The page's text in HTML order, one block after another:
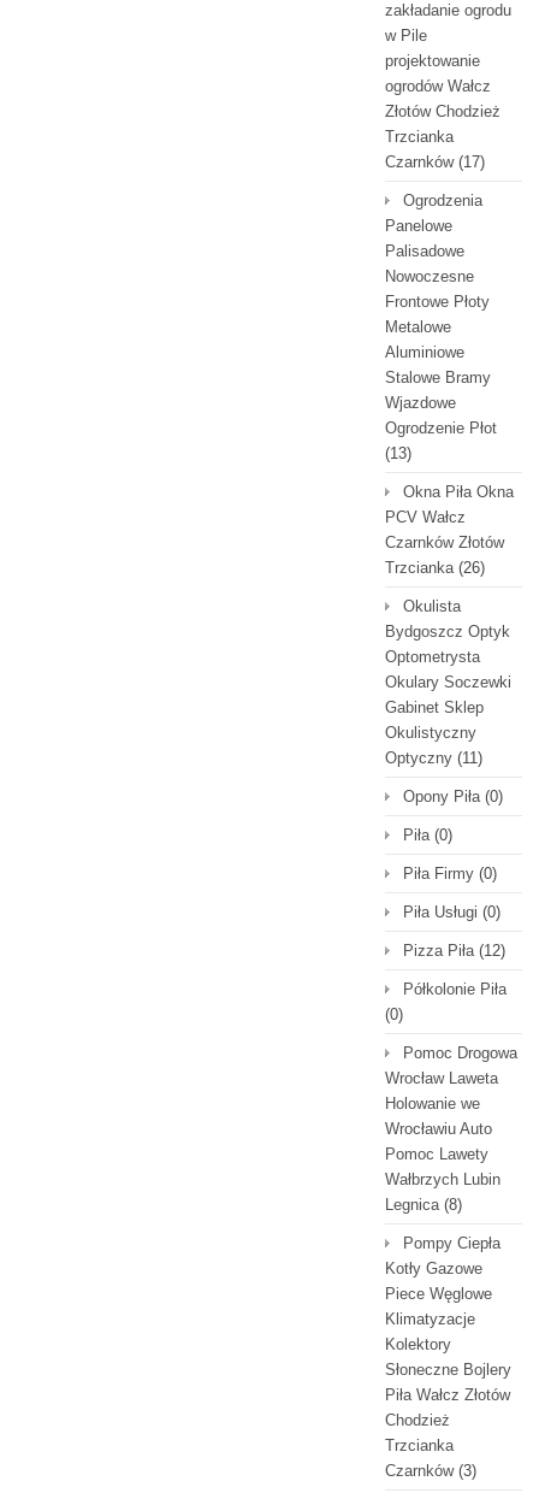
zakładanie ogrodu
w Pile
projektowanie
ogrodów Wałcz
Złotów Chodzież
Trzcianka
Czarnków(17)
Ogrodzenia
Panelowe
Palisadowe
Nowoczesne
Frontowe Płoty
Metalowe
Aluminiowe
Stalowe Bramy
Wjazdowe
Ogrodzenie Płot
(13)
Okna Piła Okna
PCV Wałcz
Czarnków Złotów
Trzcianka(26)
Okulista
Bydgoszcz Optyk
Optometrysta
Okulary Soczewki
Gabinet Sklep
Okulistyczny
Optyczny (11)
Opony Piła(0)
Piła(0)
Piła Firmy (0)
Piła Usługi (0)
Pizza Piła(12)
Półkolonie Piła
(0)
Pomoc Drogowa
Wrocław Laweta
Holowanie we
Wrocławiu Auto
Pomoc Lawety
Wałbrzych Lubin
Legnica(8)
Pompy Ciepła
Kotły Gazowe
Piece Węglowe
Klimatyzacje
Kolektory
Słoneczne Bojlery
Piła Wałcz Złotów
Chodzież
Trzcianka
Czarnków(3)